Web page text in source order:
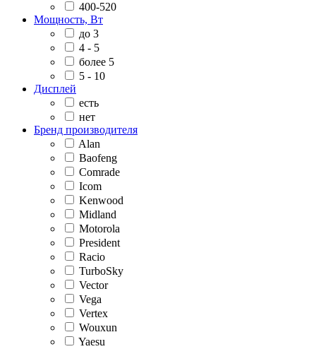
400-520
Мощность, Вт
до 3
4 - 5
более 5
5 - 10
Дисплей
есть
нет
Бренд производителя
Alan
Baofeng
Comrade
Icom
Kenwood
Midland
Motorola
President
Racio
TurboSky
Vector
Vega
Vertex
Wouxun
Yaesu